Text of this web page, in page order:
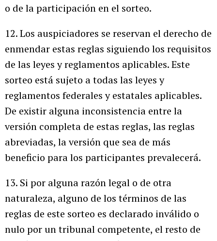
o de la participación en el sorteo.
12. Los auspiciadores se reservan el derecho de
enmendar estas reglas siguiendo los requisitos
de las leyes y reglamentos aplicables. Este
sorteo está sujeto a todas las leyes y
reglamentos federales y estatales aplicables.
De existir alguna inconsistencia entre la
versión completa de estas reglas, las reglas
abreviadas, la versión que sea de más
beneficio para los participantes prevalecerá.
13. Si por alguna razón legal o de otra
naturaleza, alguno de los términos de las
reglas de este sorteo es declarado inválido o
nulo por un tribunal competente, el resto de